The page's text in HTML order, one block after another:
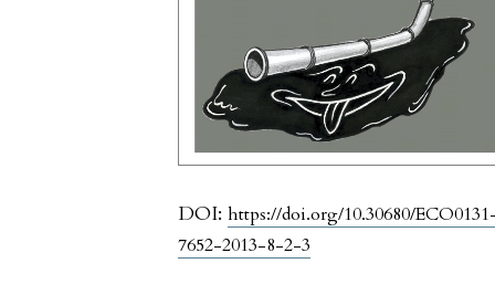
DOI:https://doi.org/10.30680/
7652-2013-8-2-3